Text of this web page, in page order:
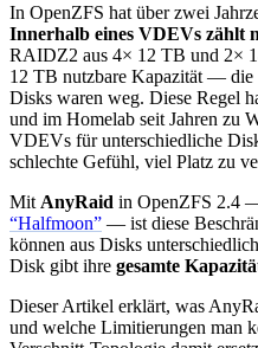
In OpenZFS hat über zwei
Innerhalb eines VDEVs zählt
RAIDZ2 aus 4× 12 TB und 2×
12 TB nutzbare Kapazität — die
Disks waren weg. Diese Regel
und im Homelab seit Jahren zu
VDEVs für unterschiedliche
schlechte Gefühl, viel Platz zu
Mit AnyRaid in OpenZFS 2.4
“Halfmoon” — ist diese
können aus Disks
Disk gibt ihre gesamte
Dieser Artikel erklärt, was
und welche Limitierungen man